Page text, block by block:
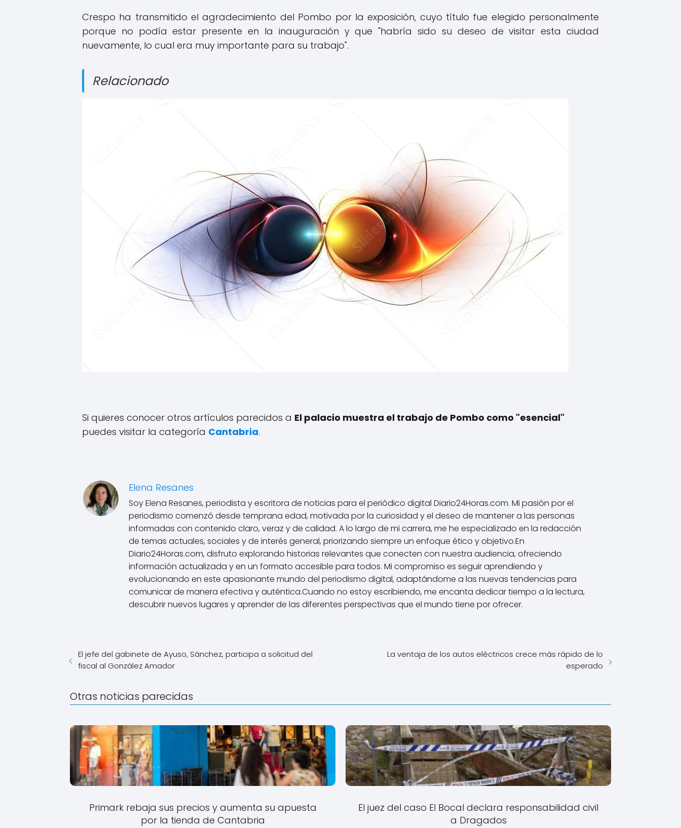
Crespo ha transmitido el agradecimiento del Pombo por la exposición, cuyo título fue elegido personalmente
porque no podía estar presente en la inauguración y que "habría sido su deseo de visitar esta ciudad
nuevamente, lo cual era muy importante para su trabajo".
Relacionado
Si quieres conocer otros artículos parecidos a El palacio muestra el trabajo de Pombo como "esencial"
puedes visitar la categoría Cantabria.
Elena Resanes
Soy Elena Resanes, periodista y escritora de noticias para el periódico digital Diario24Horas.com. Mi pasión por el
periodismo comenzó desde temprana edad, motivada por la curiosidad y el deseo de mantener a las personas
informadas con contenido claro, veraz y de calidad. A lo largo de mi carrera, me he especializado en la redacción
de temas actuales, sociales y de interés general, priorizando siempre un enfoque ético y objetivo.En
Diario24Horas.com, disfruto explorando historias relevantes que conecten con nuestra audiencia, ofreciendo
información actualizada y en un formato accesible para todos. Mi compromiso es seguir aprendiendo y
evolucionando en este apasionante mundo del periodismo digital, adaptándome a las nuevas tendencias para
comunicar de manera efectiva y auténtica.Cuando no estoy escribiendo, me encanta dedicar tiempo a la lectura,
descubrir nuevos lugares y aprender de las diferentes perspectivas que el mundo tiene por ofrecer.
El jefe del gabinete de Ayuso, Sánchez, participa a solicitud del
fiscal al González Amador
La ventaja de los autos eléctricos crece más rápido de lo
esperado
Otras noticias parecidas
Primark rebaja sus precios y aumenta su apuesta
por la tienda de Cantabria
El juez del caso El Bocal declara responsabilidad civil
a Dragados